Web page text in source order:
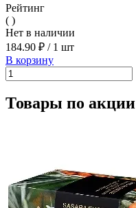
Рейтинг
( )
Нет в наличии
184.90 ₽ /1 шт
В корзину
Товары по акции